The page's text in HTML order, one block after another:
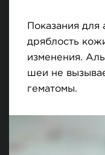
Показания
дряблость
изменения.
шеи не
гематомы.